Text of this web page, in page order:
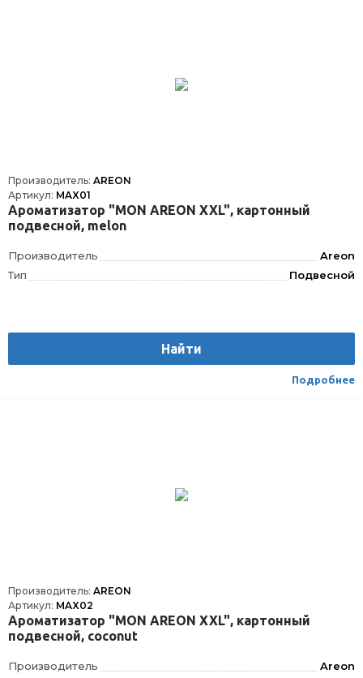
Производитель: AREON
Артикул: MAX01
Ароматизатор "MON AREON XXL", картонный
подвесной, melon
Производитель
Areon
Тип
Подвесной
Найти
Подробнее
Производитель: AREON
Артикул: MAX02
Ароматизатор "MON AREON XXL", картонный
подвесной, coconut
Производитель
Areon